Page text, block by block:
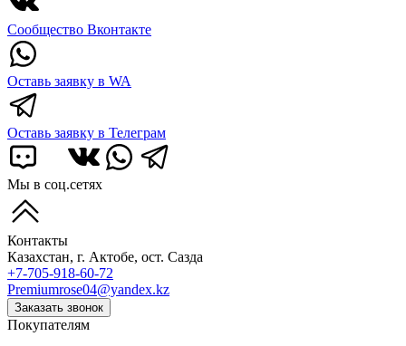
Сообщество Вконтакте
Оставь заявку в WA
Оставь заявку в Телеграм
Мы в соц.сетях
Контакты
Казахстан, г. Актобе, ост. Сазда
+7-705-918-60-72
Premiumrose04@yandex.kz
Заказать звонок
Покупателям